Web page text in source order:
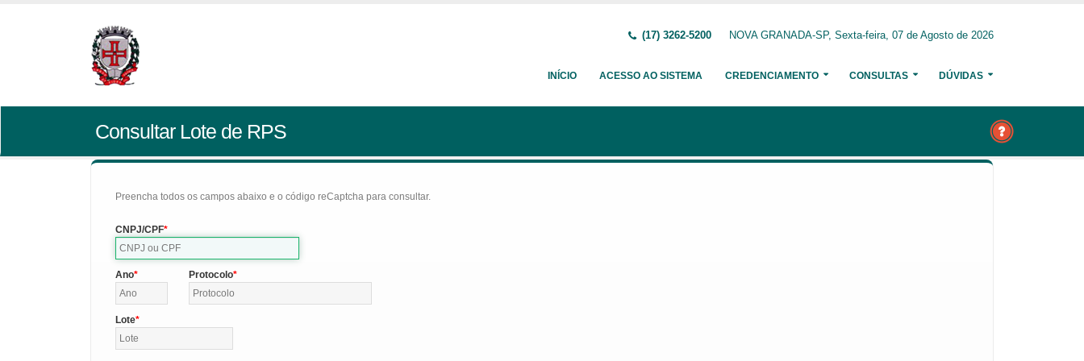
(17) 3262-5200 NOVA GRANADA-SP, Sexta-feira, 07 de Agosto de 2026
INÍCIO ACESSO AO SISTEMA CREDENCIAMENTO CONSULTAS DÚVIDAS
Consultar Lote de RPS
Preencha todos os campos abaixo e o código reCaptcha para consultar.
CNPJ/CPF
Ano Protocolo
Lote